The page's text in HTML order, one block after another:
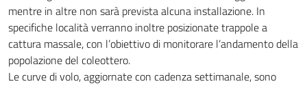
mentre in altre non sarà prevista alcuna installazione. In
specifiche località verranno inoltre posizionate trappole a
cattura massale, con l’obiettivo di monitorare l’andamento della
popolazione del coleottero.
Le curve di volo, aggiornate con cadenza settimanale, sono